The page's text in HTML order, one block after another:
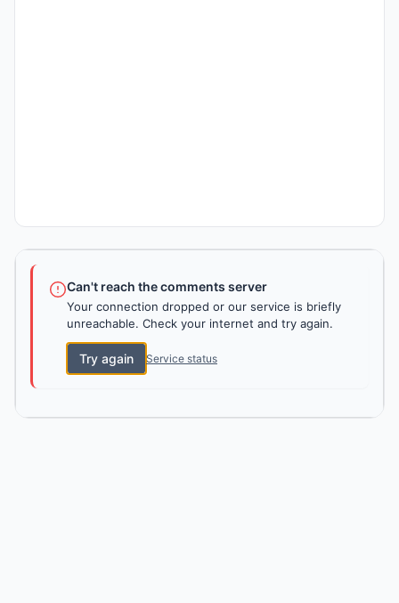
Can't reach the comments server
Your connection dropped or our service is briefly
unreachable. Check your internet and try again.
Try again Service status